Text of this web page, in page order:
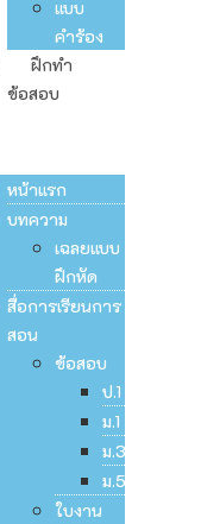
แบบ
คำร้อง
ฝึกทำ
ข้อสอบ
หน้าแรก
บทความ
เฉลยแบบ
ฝึกหัด
สื่อการเรียนการ
สอน
ข้อสอบ
ป.1
ม.1
ม.3
ม.5
ใบงาน